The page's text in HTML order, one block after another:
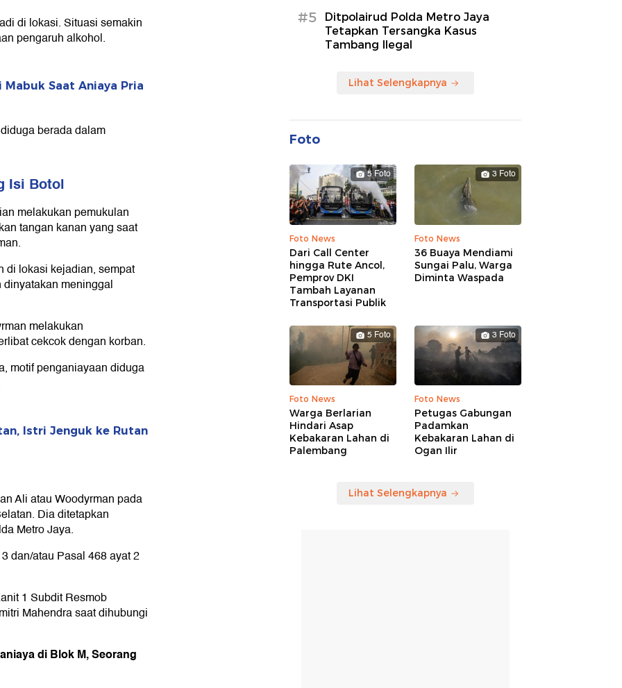
di lokasi. Situasi semakin
pengaruh alkohol.
Saat Aniaya Pria
berada dalam
Isi Botol
melakukan pemukulan
tangan kanan yang saat
di lokasi kejadian, sempat
meninggal
melakukan
cekcok dengan korban.
motif penganiayaan diduga
Istri Jenguk ke Rutan
Ali atau Woodyrman pada
Dia ditetapkan
Metro Jaya.
dan/atau Pasal 468 ayat 2
1 Subdit Resmob
Mahendra saat dihubungi
di Blok M, Seorang
#5
Ditpolairud Polda Metro Jaya
Tetapkan Tersangka Kasus
Tambang Ilegal
Lihat Selengkapnya
Foto
5 Foto
Foto News
Dari Call Center
hingga Rute Ancol,
Pemprov DKI
Tambah Layanan
Transportasi Publik
3 Foto
Foto News
36 Buaya Mendiami
Sungai Palu, Warga
Diminta Waspada
5 Foto
Foto News
Warga Berlarian
Hindari Asap
Kebakaran Lahan di
Palembang
3 Foto
Foto News
Petugas Gabungan
Padamkan
Kebakaran Lahan di
Ogan Ilir
Lihat Selengkapnya